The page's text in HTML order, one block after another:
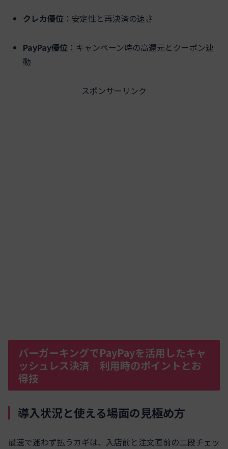
クレカ優位 ：安定性と再決済の速さ
PayPay優位 ：キャンペーン時の高還元とクーポン連
動
スポンサーリンク
バーガーキングでPayPayを活用したキャ
ッシュレス決済｜利用時のポイントとお
得技
導入状況と使える場面の見極め方
最速で迷わず払うカギは、入店前と注文直前の二段チェッ